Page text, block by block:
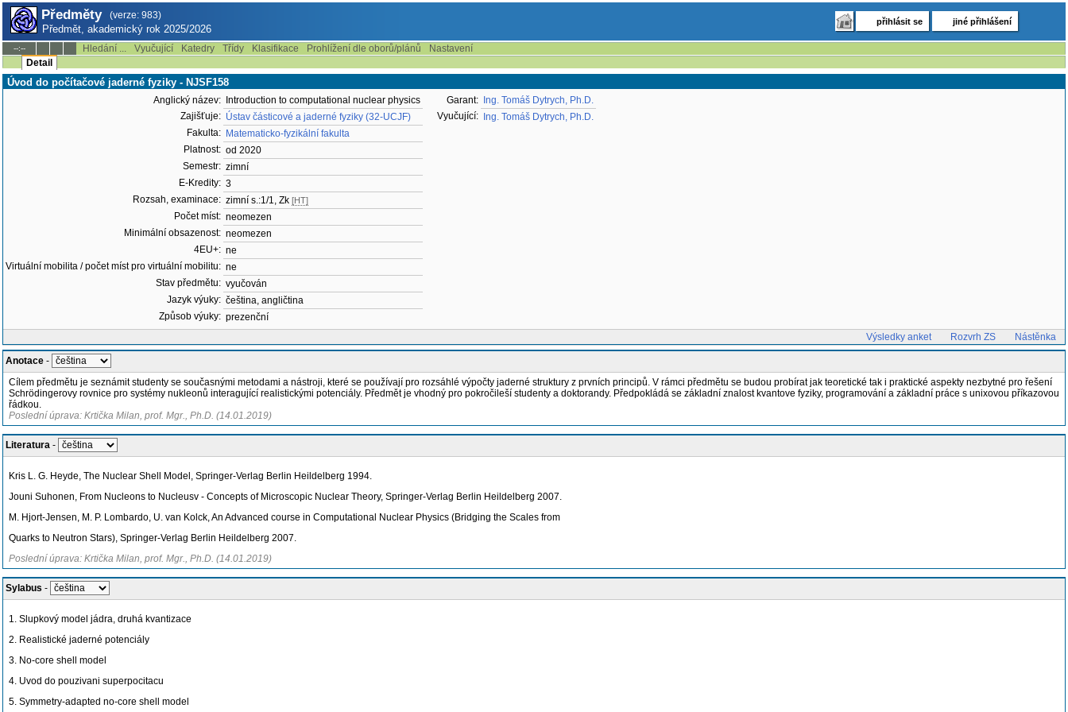
Předměty (verze: 983)
Předmět, akademický rok 2025/2026
přihlásit se jiné přihlášení
--:-- Hledání ... Vyučující Katedry Třídy Klasifikace Prohlížení dle oborů/plánů
Nastavení
Detail
Úvod do počítačové jaderné fyziky - NJSF158
Anglický název:
Introduction to computational nuclear physics
Zajišťuje: Ústav částicové a jaderné fyziky (32-UCJF)
Fakulta: Matematicko-fyzikální fakulta
Platnost: od 2020
Semestr: zimní
E-Kredity: 3
Rozsah, examinace: zimní s.:1/1, Zk [HT]
Počet míst: neomezen
Minimální obsazenost: neomezen
4EU+: ne
Virtuální mobilita / počet míst pro virtuální mobilitu: ne
Stav předmětu: vyučován
Jazyk výuky: čeština, angličtina
Způsob výuky: prezenční
Garant:
Ing. Tomáš Dytrych, Ph.D.
Vyučující:
Ing. Tomáš Dytrych, Ph.D.
Výsledky anket Rozvrh ZS Nástěnka
Anotace -
Cílem předmětu je seznámit studenty se současnými metodami a nástroji, které se používají pro rozsáhlé výpočty jaderné struktury z prvních principů. V rámci předmětu se budou probírat jak teoretické tak i praktické aspekty nezbytné pro řešení
Schrödingerovy rovnice pro systémy nukleonů interagující realistickými potenciály. Předmět je vhodný pro pokročileší studenty a doktorandy. Předpokládá se základní znalost kvantove fyziky, programování a základní práce s unixovou příkazovou
řádkou.
Poslední úprava: Krtička Milan, prof. Mgr., Ph.D. (14.01.2019)
Literatura -
Kris L. G. Heyde, The Nuclear Shell Model, Springer-Verlag Berlin Heildelberg 1994.
Jouni Suhonen, From Nucleons to Nucleusv - Concepts of Microscopic Nuclear Theory, Springer-Verlag Berlin Heildelberg 2007.
M. Hjort-Jensen, M. P. Lombardo, U. van Kolck, An Advanced course in Computational Nuclear Physics (Bridging the Scales from
Quarks to Neutron Stars), Springer-Verlag Berlin Heildelberg 2007.
Poslední úprava: Krtička Milan, prof. Mgr., Ph.D. (14.01.2019)
Sylabus -
1. Slupkový model jádra, druhá kvantizace
2. Realistické jaderné potenciály
3. No-core shell model
4. Uvod do pouzivani superpocitacu
5. Symmetry-adapted no-core shell model